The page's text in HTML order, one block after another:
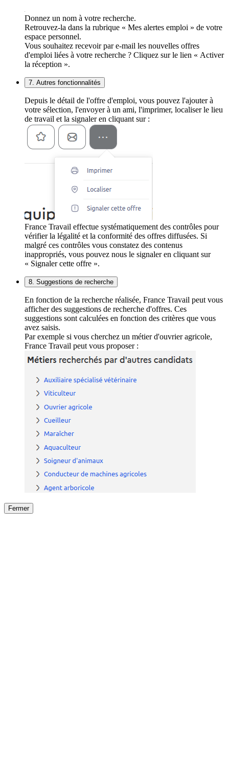
Donnez un nom à votre recherche.
Retrouvez-la dans la rubrique « Mes alertes emploi » de votre
espace personnel.
Vous souhaitez recevoir par e-mail les nouvelles offres
d'emploi liées à votre recherche ? Cliquez sur le lien « Activer
la réception ».
7. Autres fonctionnalités
Depuis le détail de l'offre d'emploi, vous pouvez l'ajouter à
votre sélection, l'envoyer à un ami, l'imprimer, localiser le lieu
de travail et la signaler en cliquant sur :
France Travail effectue systématiquement des contrôles pour
vérifier la légalité et la conformité des offres diffusées. Si
malgré ces contrôles vous constatez des contenus
inappropriés, vous pouvez nous le signaler en cliquant sur
« Signaler cette offre ».
8. Suggestions de recherche
En fonction de la recherche réalisée, France Travail peut vous
afficher des suggestions de recherche d'offres. Ces
suggestions sont calculées en fonction des critères que vous
avez saisis.
Par exemple si vous cherchez un métier d'ouvrier agricole,
France Travail peut vous proposer :
Fermer